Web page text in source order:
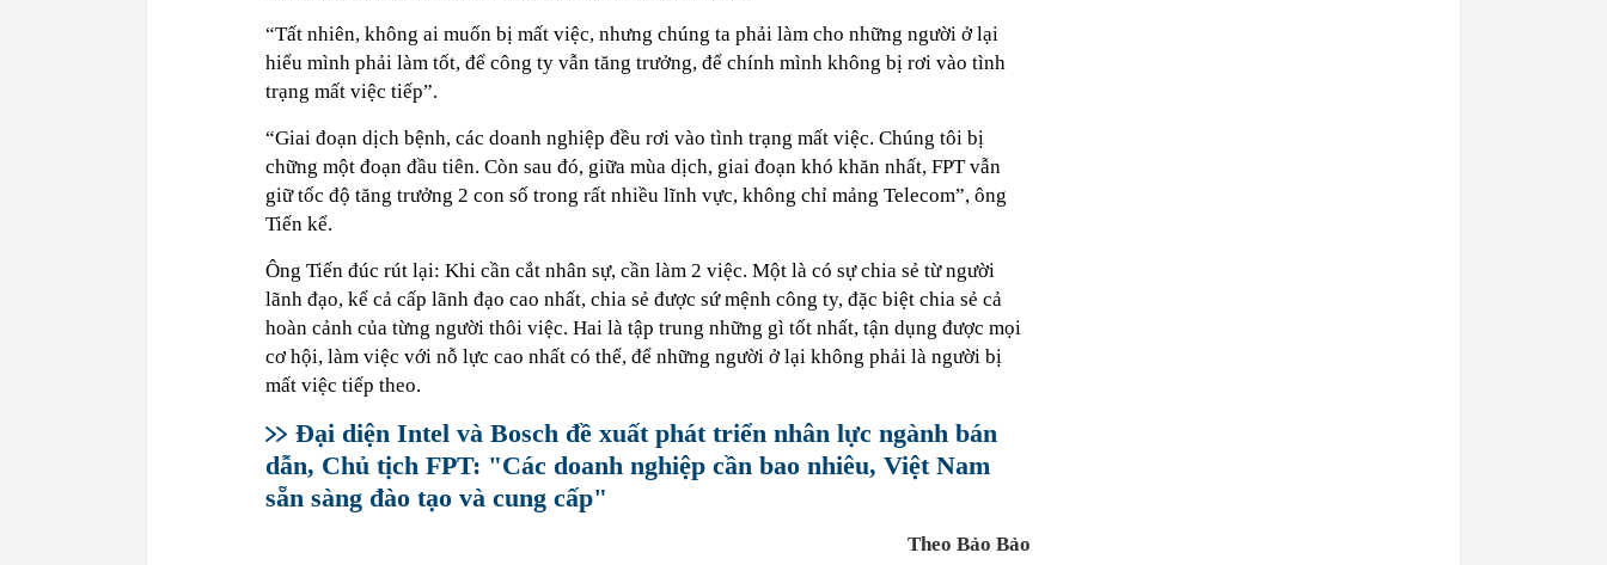
“Tất nhiên, không ai muốn bị mất việc, nhưng chúng ta phải làm cho những người ở lại
hiểu mình phải làm tốt, để công ty vẫn tăng trưởng, để chính mình không bị rơi vào tình
trạng mất việc tiếp”.
“Giai đoạn dịch bệnh, các doanh nghiệp đều rơi vào tình trạng mất việc. Chúng tôi bị
chững một đoạn đầu tiên. Còn sau đó, giữa mùa dịch, giai đoạn khó khăn nhất, FPT vẫn
giữ tốc độ tăng trưởng 2 con số trong rất nhiều lĩnh vực, không chỉ mảng Telecom”, ông
Tiến kể.
Ông Tiến đúc rút lại: Khi cần cắt nhân sự, cần làm 2 việc. Một là có sự chia sẻ từ người
lãnh đạo, kể cả cấp lãnh đạo cao nhất, chia sẻ được sứ mệnh công ty, đặc biệt chia sẻ cả
hoàn cảnh của từng người thôi việc. Hai là tập trung những gì tốt nhất, tận dụng được mọi
cơ hội, làm việc với nỗ lực cao nhất có thể, để những người ở lại không phải là người bị
mất việc tiếp theo.
Đại diện Intel và Bosch đề xuất phát triển nhân lực ngành bán
dẫn, Chủ tịch FPT: "Các doanh nghiệp cần bao nhiêu, Việt Nam
sẵn sàng đào tạo và cung cấp"
Theo Bảo Bảo